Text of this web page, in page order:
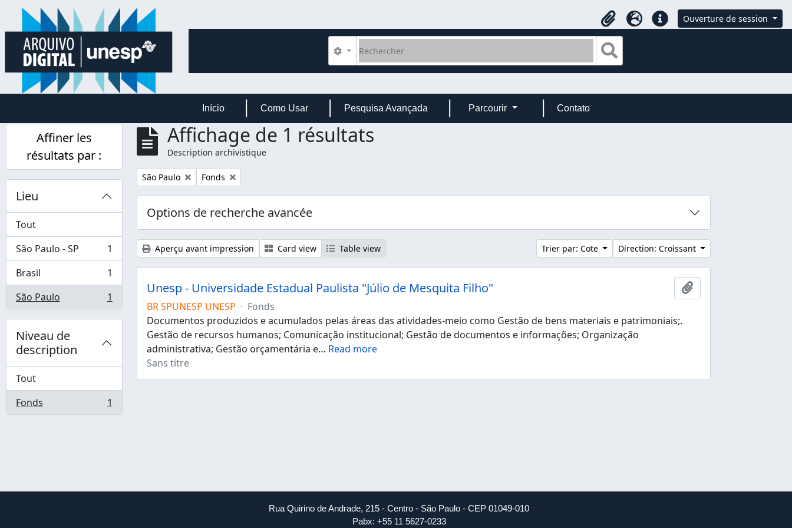
Skip to main content
Presse-papier
LangueLiens rapidesOuverture de session
Rechercher
Search options
Início Como Usar Pesquisa Avançada Parcourir Contato
Affiner les
résultats par :
Lieu
Tout
São Paulo - SP
, 1 résultats
1
Brasil
, 1 résultats
1
São Paulo
, 1 résultats 1
Niveau de
description
Tout
Fonds
, 1 résultats 1
Affichage de 1 résultats
Description archivistique
Remove filter:
São Paulo Remove filter:
Fonds
Options de recherche avancée
Aperçu avant impression Card view Table view Trier par: Cote Direction: Croissant
Unesp - Universidade Estadual Paulista "Júlio de Mesquita Filho"
Ajouter au presse-
BR SPUNESP UNESP · Fonds
Documentos produzidos e acumulados pelas áreas das atividades-meio como Gestão de bens materiais e patrimoniais;.
Gestão de recursos humanos; Comunicação institucional; Gestão de documentos e informações; Organização
administrativa; Gestão orçamentária e… Read more
Sans titre
Rua Quirino de Andrade, 215 - Centro - São Paulo - CEP 01049-010
Pabx: +55 11 5627-0233